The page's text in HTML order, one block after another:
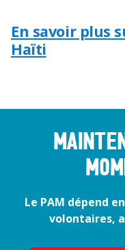
En savoir plus
Haïti
Le PAM dépend
volontaires,